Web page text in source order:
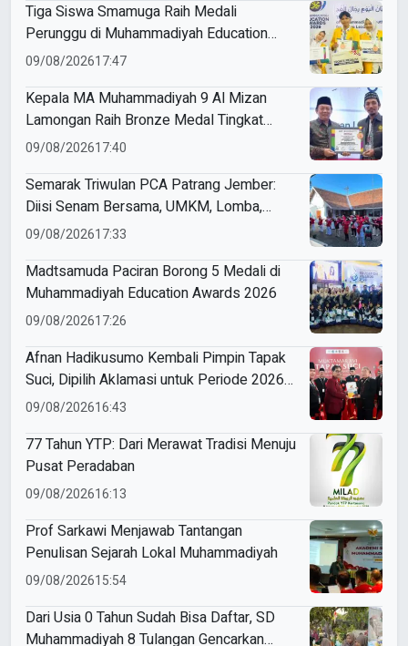
Tiga Siswa Smamuga Raih Medali
Perunggu di Muhammadiyah Education
Awards 2026
09/08/202617:47
Kepala MA Muhammadiyah 9 Al Mizan
Lamongan Raih Bronze Medal Tingkat
Jawa Timur pada ME Awards 2026
09/08/202617:40
Semarak Triwulan PCA Patrang Jember:
Diisi Senam Bersama, UMKM, Lomba,
Pemeriksaan Kesehatan, hingga
09/08/202617:33
Madtsamuda Paciran Borong 5 Medali di
Muhammadiyah Education Awards 2026
09/08/202617:26
Afnan Hadikusumo Kembali Pimpin Tapak
Suci, Dipilih Aklamasi untuk Periode 2026–
2031
09/08/202616:43
77 Tahun YTP: Dari Merawat Tradisi Menuju
Pusat Peradaban
09/08/202616:13
Prof Sarkawi Menjawab Tantangan
Penulisan Sejarah Lokal Muhammadiyah
09/08/202615:54
Dari Usia 0 Tahun Sudah Bisa Daftar, SD
Muhammadiyah 8 Tulangan Gencarkan